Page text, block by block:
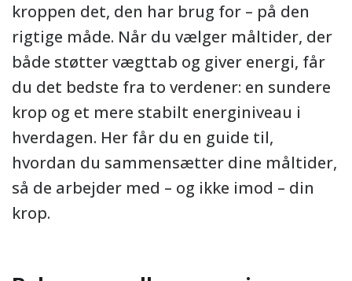
kroppen det, den har brug for – på den
rigtige måde. Når du vælger måltider, der
både støtter vægttab og giver energi, får
du det bedste fra to verdener: en sundere
krop og et mere stabilt energiniveau i
hverdagen. Her får du en guide til,
hvordan du sammensætter dine måltider,
så de arbejder med – og ikke imod – din
krop.